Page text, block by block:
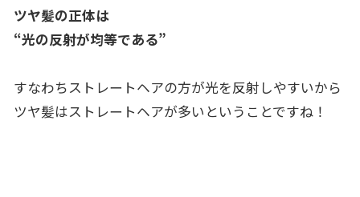
ツヤ髪の正体は
“光の反射が均等である”
すなわちストレートヘアの方が光を反射しやすいから
ツヤ髪はストレートヘアが多いということですね！